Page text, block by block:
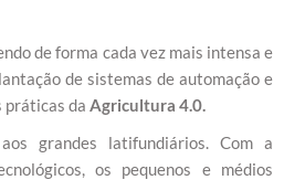
de forma cada vez mais intensa e
de sistemas de automação e
práticas da Agricultura 4.0.
grandes latifundiários. Com a
os pequenos e médios